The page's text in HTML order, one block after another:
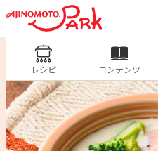
ログインするとレ
ログイン
レシピ
人気の食材・レシピ
レシピ コンテンツ